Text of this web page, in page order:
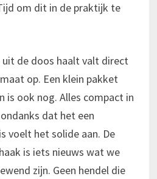
om dit in de praktijk te
uit de doos haalt valt direct
op. Een klein pakket
is ook nog. Alles compact in
dat het een
voelt het solide aan. De
is iets nieuws wat we
zijn. Geen hendel die